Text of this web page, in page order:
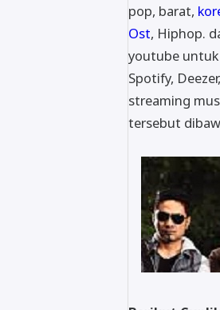
pop, barat,
Ost, Hiphop.
youtube untuk
Spotify,
streaming
tersebut